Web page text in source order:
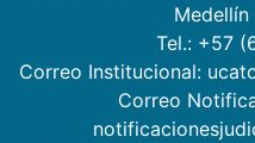
Tel.: +57
Correo Institucional:
Correo